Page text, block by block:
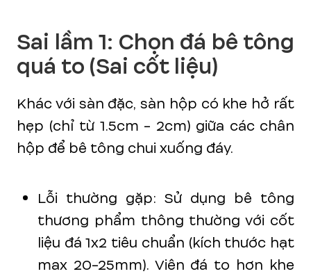
Sai lầm 1: Chọn đá bê tông
quá to (Sai cốt liệu)
Khác với sàn đặc, sàn hộp có khe hở rất
hẹp (chỉ từ 1.5cm - 2cm) giữa các chân
hộp để bê tông chui xuống đáy.
Lỗi thường gặp: Sử dụng bê tông
thương phẩm thông thường với cốt
liệu đá 1x2 tiêu chuẩn (kích thước hạt
max 20-25mm). Viên đá to hơn khe